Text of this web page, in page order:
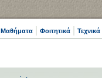
Μαθήματα Φοιτητικά